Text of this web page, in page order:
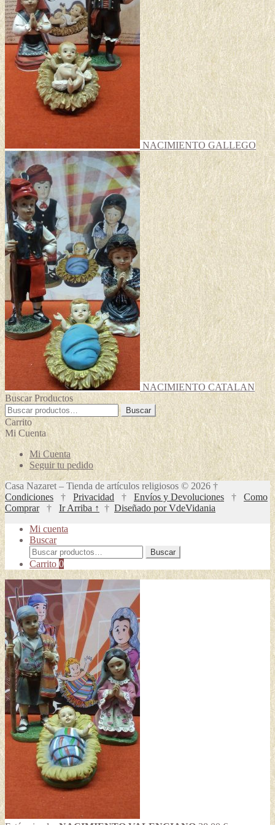
NACIMIENTO GALLEGO
NACIMIENTO CATALAN
Buscar Productos
Buscar
por:
Buscar
Carrito
Mi Cuenta
Mi Cuenta
Seguir tu pedido
Casa Nazaret – Tienda de artículos religiosos © 2026 †
Condiciones † Privacidad † Envíos y Devoluciones † Como
Comprar† Ir Arriba ↑ † Diseñado por VdeVidania
Mi cuenta
Buscar
Buscar
por:
Buscar
Carrito 0